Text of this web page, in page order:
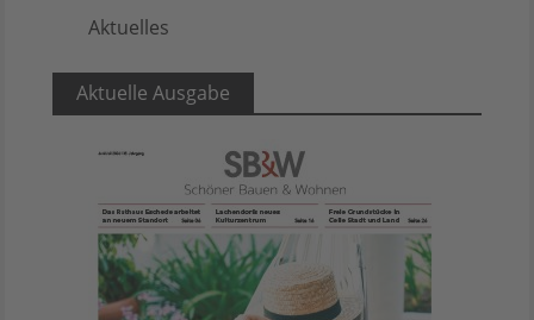
Aktuelles
Aktuelle Ausgabe